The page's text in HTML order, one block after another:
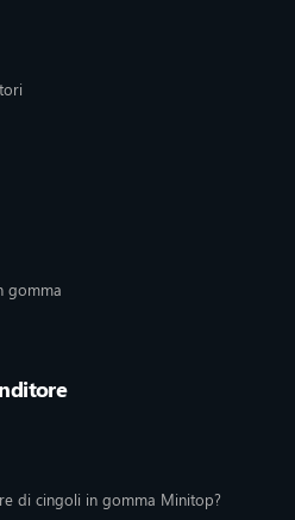
gomma
di cingoli in gomma Minitop?